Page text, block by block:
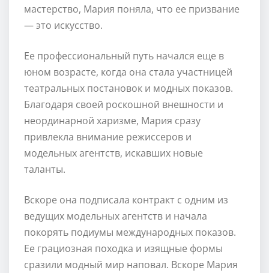
мастерство, Мария поняла, что ее призвание
— это искусство.
Ее профессиональный путь начался еще в
юном возрасте, когда она стала участницей
театральных постановок и модных показов.
Благодаря своей роскошной внешности и
неординарной харизме, Мария сразу
привлекла внимание режиссеров и
модельных агентств, искавших новые
таланты.
Вскоре она подписала контракт с одним из
ведущих модельных агентств и начала
покорять подиумы международных показов.
Ее грациозная походка и изящные формы
сразили модный мир наповал. Вскоре Мария